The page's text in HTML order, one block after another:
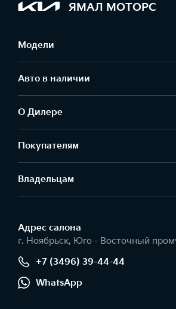
ЯМАЛ МОТОРС
Модели
Авто в наличии
О Дилере
Покупателям
Владельцам
Адрес салонa
г. Ноябрьск, Юго - Восточный
+7 (3496) 39-44-44
WhatsApp